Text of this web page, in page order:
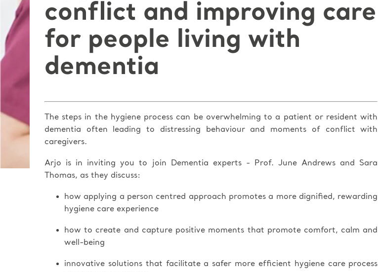
conflict and improving care
for people living with
dementia
The steps in the hygiene process can be overwhelming to a patient or resident with
dementia often leading to distressing behaviour and moments of conflict with
caregivers.
Arjo is in inviting you to join Dementia experts - Prof. June Andrews and Sara
Thomas, as they discuss:
how applying a person centred approach promotes a more dignified, rewarding
hygiene care experience
how to create and capture positive moments that promote comfort, calm and
well-being
innovative solutions that facilitate a safer more efficient hygiene care process